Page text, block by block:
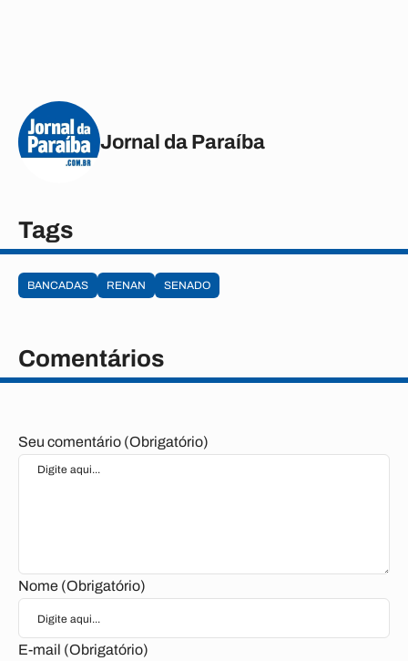
Jornal da Paraíba
Tags
BANCADAS RENAN SENADO
Comentários
Seu comentário (Obrigatório)
Nome (Obrigatório)
E-mail (Obrigatório)